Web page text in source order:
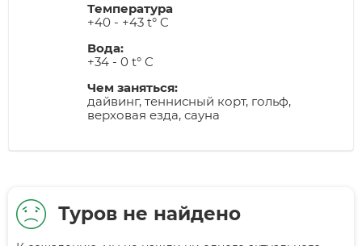
Температура
+40 - +43 t° C
Вода:
+34 - 0 t° C
Чем заняться:
дайвинг, теннисный корт, гольф,
верховая езда, сауна
Туров не найдено